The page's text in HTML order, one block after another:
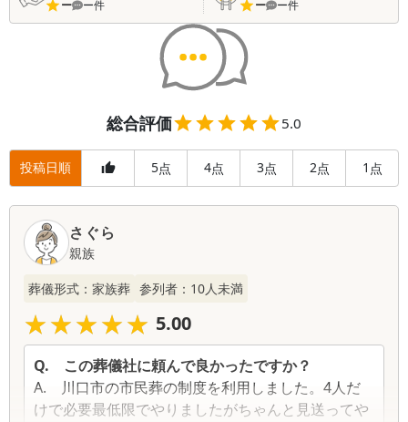
ー ー件 ー ー件
総合評価 5.0
投稿日順 5点 4点 3点 2点 1 点
さぐら
親族
葬儀形式： 家族葬 参列者： 10人未満
★★★★★
★★★★★ 5.00
Q. この葬儀社に頼んで良かったですか？
A. 川口市の市民葬の制度を利用しました。4人だ
けで必要最低限でやりましたがちゃんと見送ってや